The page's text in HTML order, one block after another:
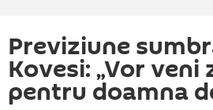
Previziune
Kovesi: „Vor veni
pentru doamna